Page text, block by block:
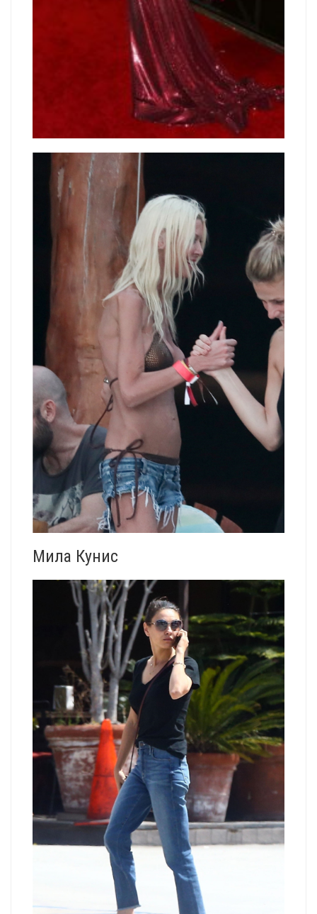
Мила Кунис